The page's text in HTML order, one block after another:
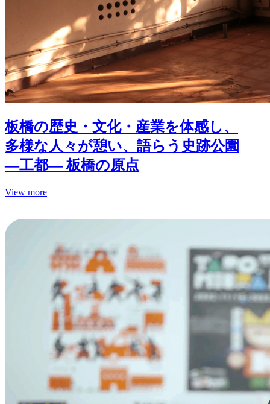
板橋の歴史・文化・産業を体感し、
多様な人々が憩い、語らう史跡公園
—工都— 板橋の原点
View more